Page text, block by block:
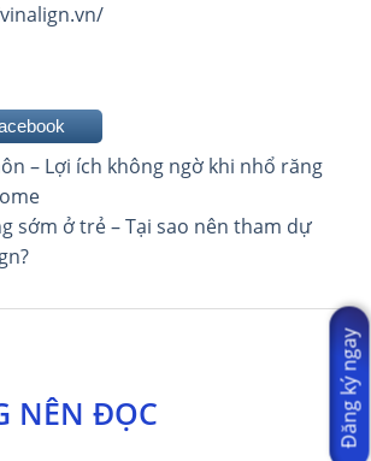
– Lợi ích không ngờ khi nhổ răng
sớm ở trẻ – Tại sao nên tham dự
NÊN ĐỌC Đăng ký ngay